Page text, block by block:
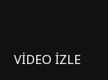
VİDEO İZLE